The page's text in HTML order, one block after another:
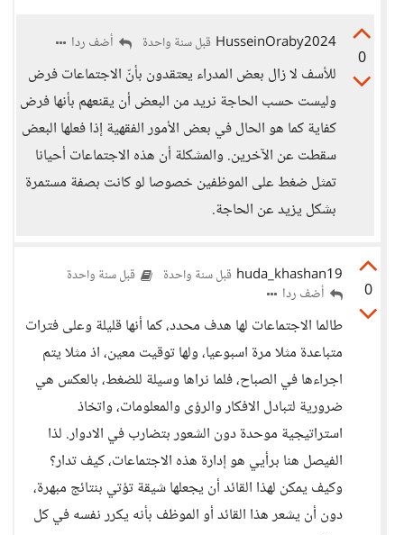
0
HusseinOraby2024 قبل سنة واحدة أضف ردا
للأسف لا زال بعض المدراء يعتقدون بأنّ الاجتماعات فرض
وليست حسب الحاجة نريد من البعض أن يقنعهم بأنها فرض
كفاية كما هو الحال في بعض الأمور الفقهية إذا فعلها البعض
سقطت عن الآخرين. والمشكلة أن هذه الاجتماعات أحيانا
تمثل ضغط على الموظفين خصوصا لو كانت بصفة مستمرة
بشكل يزيد عن الحاجة.
0
huda_khashan19 قبل سنة واحدة قبل سنة واحدة
أضف ردا
طالما الاجتماعات لها هدف محدد، كما أنها قليلة وعلى فترات
متباعدة مثلا مرة اسبوعيا، ولها توقيت معين، اذ مثلا يتم
اجراءها في الصباح، فلما نراها وسيلة للضغط، بالعكس هي
ضرورية لتبادل الافكار والرؤى والمعلومات، واتخاذ
استراتيجية موحدة دون الشعور بتضارب في الادوار. لذا
الفيصل هنا برأيي هو إدارة هذه الاجتماعات، كيف تدار؟
وكيف يمكن لهذا القائد أن يجعلها شيقة تؤتي بنتائج مبهرة،
دون أن يشعر هذا القائد أو الموظف بأنه يكرر نفسه في كل